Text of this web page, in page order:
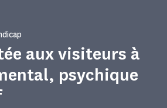
aux visiteurs à
psychique